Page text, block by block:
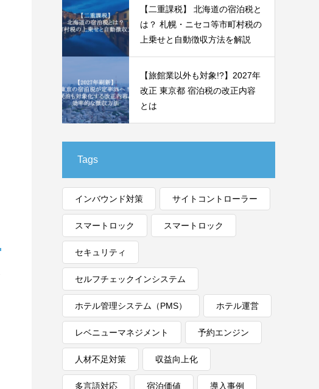
【二重課税】 北海道の宿泊税と
は？ 札幌・ニセコ等市町村税の
上乗せと自動徴収方法を解説
【旅館業以外も対象!?】2027年
改正 東京都 宿泊税の改正内容
とは
Tags
インバウンド対策 サイトコントローラー
スマートロック スマートロック
セキュリティ
セルフチェックインシステム
ホテル管理システム（PMS） ホテル運営
レベニューマネジメント 予約エンジン
人材不足対策 収益向上化
多言語対応 宿泊価値 導入事例